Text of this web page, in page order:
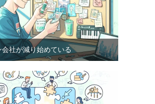
会社が減り始めている